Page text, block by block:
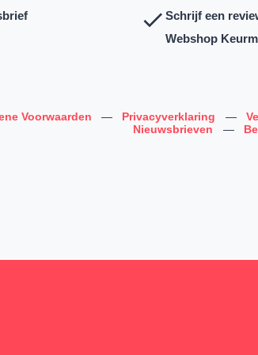
Schrijf een
Webshop
Voorwaarden — Privacyverklaring —
Nieuwsbrieven
—